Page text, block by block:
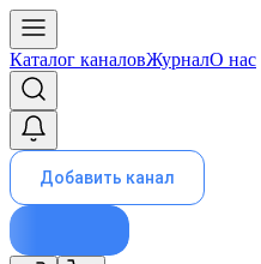
Каталог каналовЖурналО нас
Добавить канал